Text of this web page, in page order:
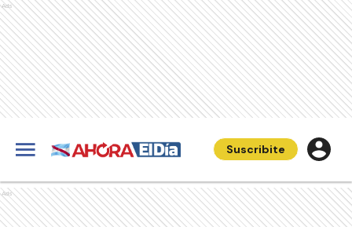
Ads
Suscribite
Ads